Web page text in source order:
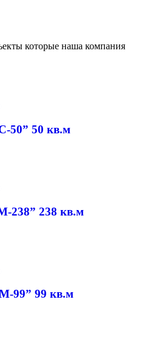
которые наша компания
50” 50 кв.м
238” 238 кв.м
99” 99 кв.м